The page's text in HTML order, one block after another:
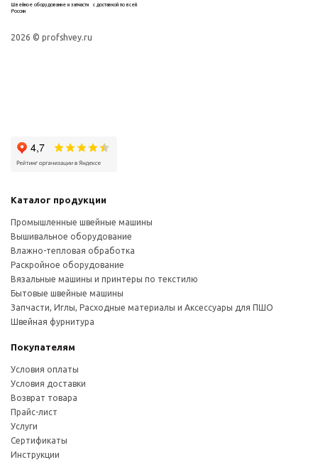
Швейное оборудование и запчасти с доставкой по всей
России
2026 © profshvey.ru
Каталог продукции
Промышленные швейные машины
Вышивальное оборудование
Влажно-тепловая обработка
Раскройное оборудование
Вязальные машины и принтеры по текстилю
Бытовые швейные машины
Запчасти, Иглы, Расходные материалы и Аксессуары для ПШО
Швейная фурнитура
Покупателям
Условия оплаты
Условия доставки
Возврат товара
Прайс-лист
Услуги
Сертификаты
Инструкции